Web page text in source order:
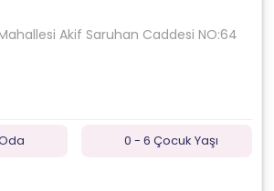
Akif Saruhan Caddesi NO:64
0 - 6 Çocuk Yaşı